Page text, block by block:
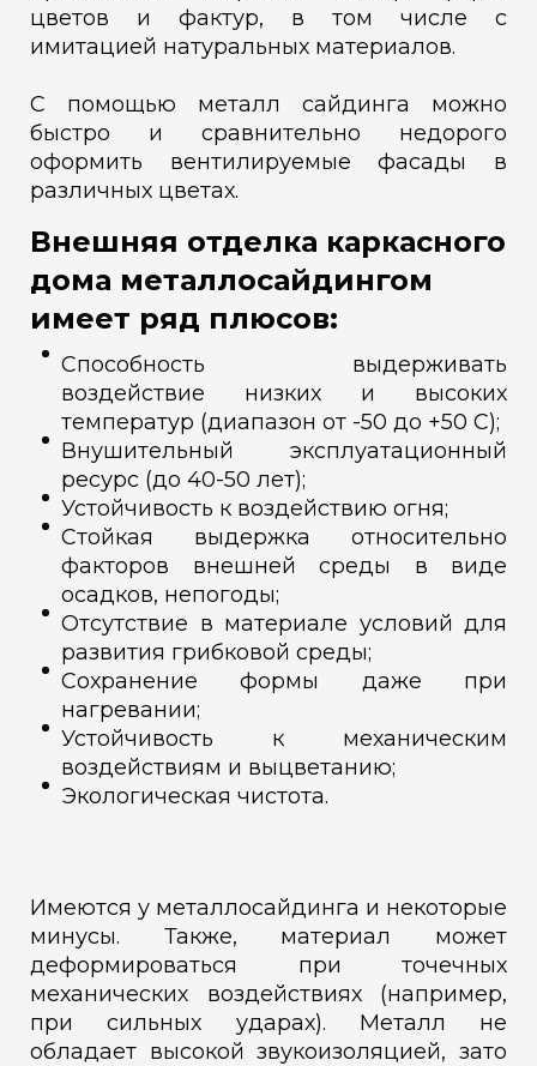
цветов и фактур, в том числе с
имитацией натуральных материалов.
С помощью металл сайдинга можно
быстро и сравнительно недорого
оформить вентилируемые фасады в
различных цветах.
Внешняя отделка каркасного
дома металлосайдингом
имеет ряд плюсов:
Способность выдерживать
воздействие низких и высоких
температур (диапазон от -50 до +50 С);
Внушительный эксплуатационный
ресурс (до 40-50 лет);
Устойчивость к воздействию огня;
Стойкая выдержка относительно
факторов внешней среды в виде
осадков, непогоды;
Отсутствие в материале условий для
развития грибковой среды;
Сохранение формы даже при
нагревании;
Устойчивость к механическим
воздействиям и выцветанию;
Экологическая чистота.
Имеются у металлосайдинга и некоторые
минусы. Также, материал может
деформироваться при точечных
механических воздействиях (например,
при сильных ударах). Металл не
обладает высокой звукоизоляцией, зато